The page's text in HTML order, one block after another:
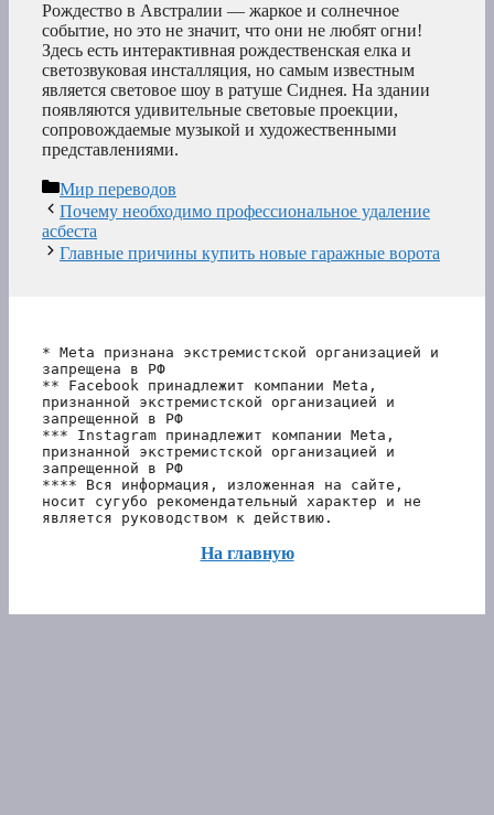
Рождество в Австралии — жаркое и солнечное
событие, но это не значит, что они не любят огни!
Здесь есть интерактивная рождественская елка и
светозвуковая инсталляция, но самым известным
является световое шоу в ратуше Сиднея. На здании
появляются удивительные световые проекции,
сопровождаемые музыкой и художественными
представлениями.
Рубрики
Мир переводов
Почему необходимо профессиональное удаление
асбеста
Главные причины купить новые гаражные ворота
* Meta признана экстремистской организацией и
запрещена в РФ
** Facebook принадлежит компании Meta,
признанной экстремистской организацией и
запрещенной в РФ
*** Instagram принадлежит компании Meta,
признанной экстремистской организацией и
запрещенной в РФ
**** Вся информация, изложенная на сайте,
носит сугубо рекомендательный характер и не
является руководством к действию.
На главную